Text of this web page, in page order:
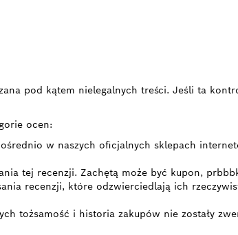
pod kątem nielegalnych treści. Jeśli ta
ocen:
w naszych oficjalnych sklepach
tej recenzji. Zachętą może być kupon,
recenzji, które odzwierciedlają ich
tożsamość i historia zakupów nie zostały